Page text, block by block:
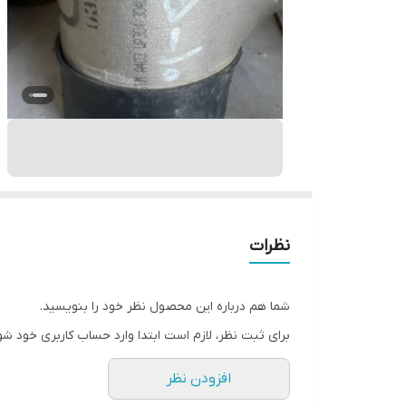
نظرات
شما هم درباره این محصول نظر خود را بنویسید.
برای ثبت نظر، لازم است ابتدا وارد حساب کاربری خود
افزودن نظر